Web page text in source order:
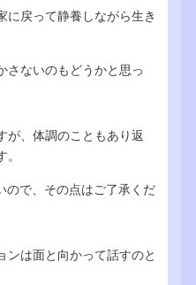
に戻って静養しながら生き
さないのもどうかと思っ
が、体調のこともあり返
ので、その点はご了承くだ
ンは面と向かって話すのと